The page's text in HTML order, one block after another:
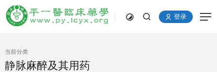
登录
当前分类
静脉麻醉及其用药